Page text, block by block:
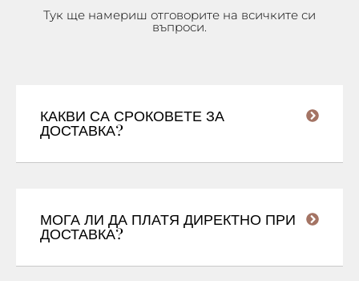
Тук ще намериш отговорите на всичките си
въпроси.
КАКВИ СА СРОКОВЕТЕ ЗА
ДОСТАВКА?
МОГА ЛИ ДА ПЛАТЯ ДИРЕКТНО ПРИ
ДОСТАВКА?